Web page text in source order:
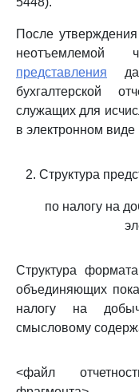
После
неотъемлемой
представления
бухгалтерской
служащих для
в электронном виде
2. Структура
по налогу на
Структура
объединяющих
налогу на
смысловому
<файл